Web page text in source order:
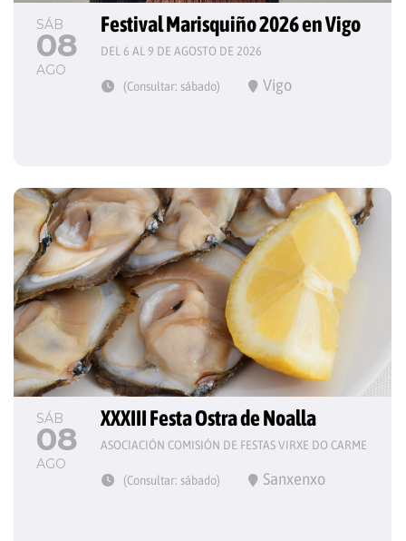
SÁB
08
AGO
Festival Marisquiño 2026 en Vigo
DEL 6 AL 9 DE AGOSTO DE 2026
(Consultar: sábado) Vigo
SÁB
08
AGO
XXXIII Festa Ostra de Noalla
ASOCIACIÓN COMISIÓN DE FESTAS VIRXE DO CARME
(Consultar: sábado) Sanxenxo